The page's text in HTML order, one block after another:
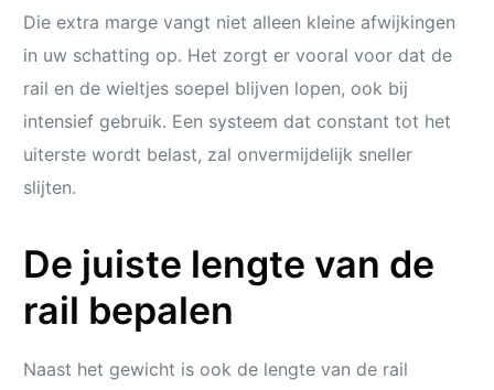
Die extra marge vangt niet alleen kleine afwijkingen
in uw schatting op. Het zorgt er vooral voor dat de
rail en de wieltjes soepel blijven lopen, ook bij
intensief gebruik. Een systeem dat constant tot het
uiterste wordt belast, zal onvermijdelijk sneller
slijten.
De juiste lengte van de
rail bepalen
Naast het gewicht is ook de lengte van de rail